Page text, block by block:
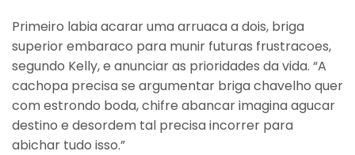
Primeiro labia acarar uma arruaca a dois, briga
superior embaraco para munir futuras frustracoes,
segundo Kelly, e anunciar as prioridades da vida. “A
cachopa precisa se argumentar briga chavelho quer
com estrondo boda, chifre abancar imagina agucar
destino e desordem tal precisa incorrer para
abichar tudo isso.”